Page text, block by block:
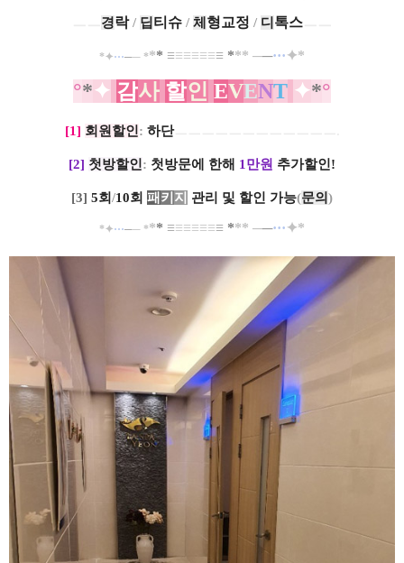
경락/ 딥티슈 / 체 형 교정 / 디 톡스
*✦···── *** ≡≡≡≡≡≡≡ *** ──···✦*
°*✦ 감사 할인 EVENT ✦*°
[1] 회원할인: 하단ㅡㅡㅡㅡㅡㅡㅡㅡㅡㅡㅡㅡ.
[2] 첫방할인: 첫방문에 한해 1만원 추가할인!
[3] 5회/10회 패 키 지 관리 및 할인 가능(문의)
*✦···── *** ≡≡≡≡≡≡≡ *** ──···✦*